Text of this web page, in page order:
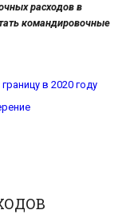
расходов в
командировочные
в 2020 году